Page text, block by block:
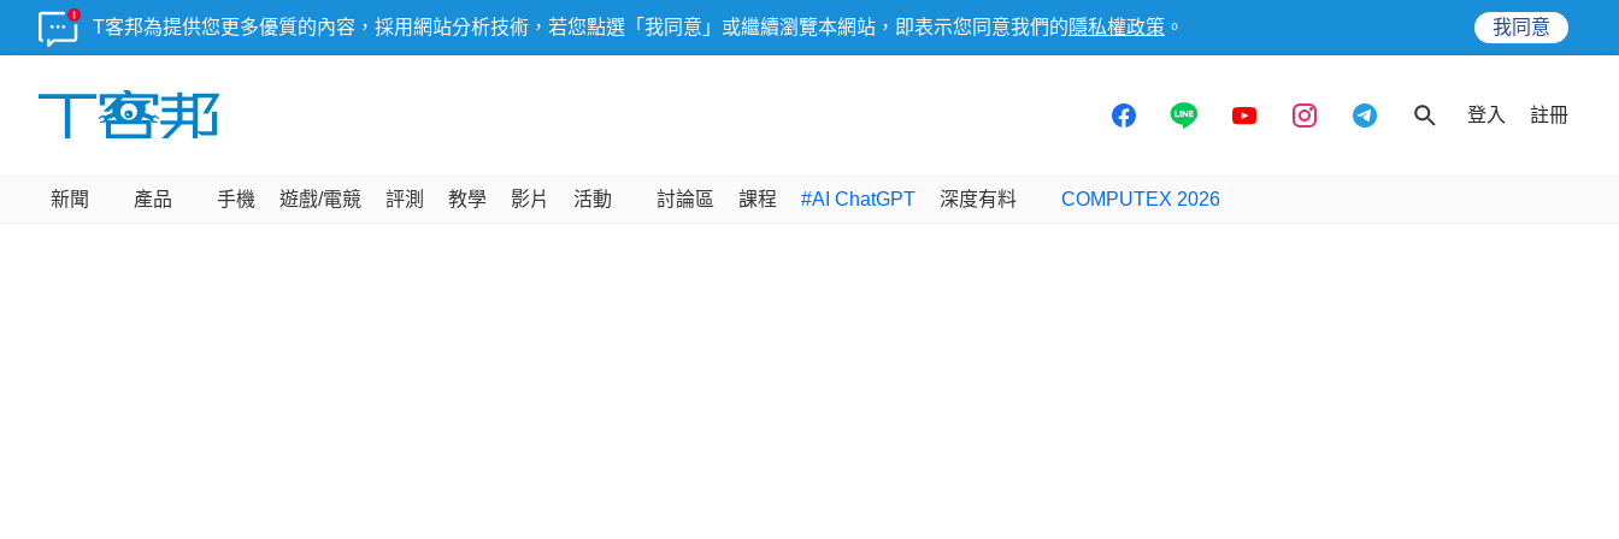
T客邦為提供您更多優質的內容，採用網站分析技術，若您點選「我同意」或繼續瀏覽本網站，即表示您同意我們的 隱私權政策 。 我同意
登入 註冊
新聞 產品 手機 遊戲/電競 評測 教學 影片 活動 討論區 課程 #AI ChatGPT 深度有料 COMPUTEX 2026